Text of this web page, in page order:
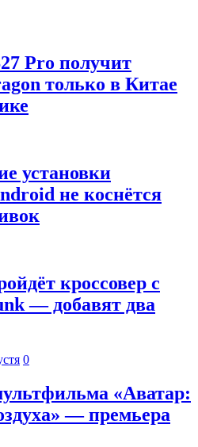
Pro получит
только в Китае
установки
не коснётся
кроссовер с
— добавят два
0
«Аватар:
— премьера